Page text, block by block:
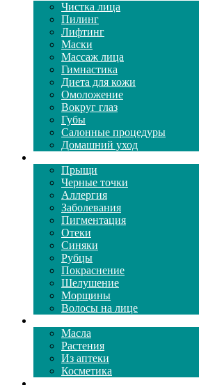
Чистка лица
Пилинг
Лифтинг
Маски
Массаж лица
Гимнастика
Диета для кожи
Омоложение
Вокруг глаз
Губы
Салонные процедуры
Домашний уход
Прыщи
Черные точки
Аллергия
Заболевания
Пигментация
Отеки
Синяки
Рубцы
Покраснение
Шелушение
Морщины
Волосы на лице
Масла
Растения
Из аптеки
Косметика